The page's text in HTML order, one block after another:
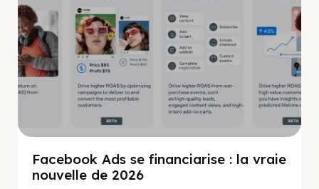
Facebook Ads se financiarise : la vraie
nouvelle de 2026